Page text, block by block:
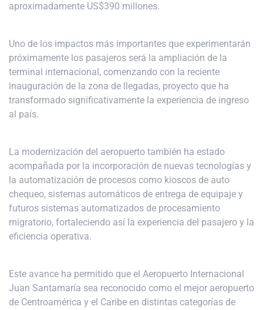
aproximadamente US$390 millones.
Uno de los impactos más importantes que experimentarán
próximamente los pasajeros será la ampliación de la
terminal internacional, comenzando con la reciente
inauguración de la zona de llegadas, proyecto que ha
transformado significativamente la experiencia de ingreso
al país.
La modernización del aeropuerto también ha estado
acompañada por la incorporación de nuevas tecnologías y
la automatización de procesos como kioscos de auto
chequeo, sistemas automáticos de entrega de equipaje y
futuros sistemas automatizados de procesamiento
migratorio, fortaleciendo así la experiencia del pasajero y la
eficiencia operativa.
Este avance ha permitido que el Aeropuerto Internacional
Juan Santamaría sea reconocido como el mejor aeropuerto
de Centroamérica y el Caribe en distintas categorías de